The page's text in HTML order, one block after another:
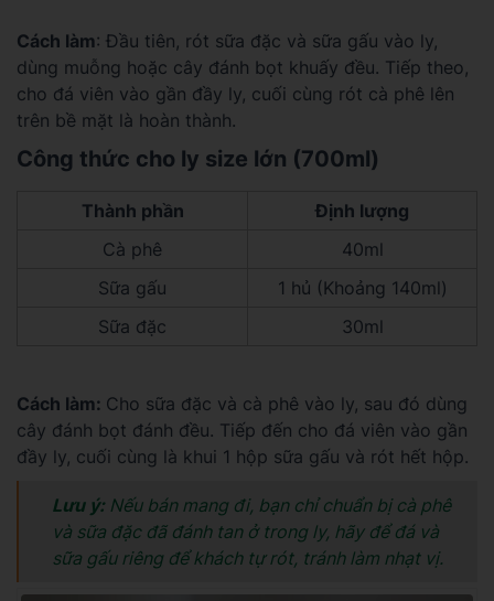
Cách làm: Đầu tiên, rót sữa đặc và sữa gấu vào ly,
dùng muỗng hoặc cây đánh bọt khuấy đều. Tiếp theo,
cho đá viên vào gần đầy ly, cuối cùng rót cà phê lên
trên bề mặt là hoàn thành.
Công thức cho ly size lớn (700ml)
Thành phần
Định lượng
Cà phê
40ml
Sữa gấu
1 hủ (Khoảng 140ml)
Sữa đặc
30ml
Cách làm: Cho sữa đặc và cà phê vào ly, sau đó dùng
cây đánh bọt đánh đều. Tiếp đến cho đá viên vào gần
đầy ly, cuối cùng là khui 1 hộp sữa gấu và rót hết hộp.
Lưu ý:Nếu bán mang đi, bạn chỉ chuẩn bị cà phê
và sữa đặc đã đánh tan ở trong ly, hãy để đá và
sữa gấu riêng để khách tự rót, tránh làm nhạt vị.